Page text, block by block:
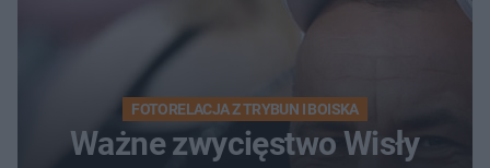
FOTORELACJA Z TRYBUN I BOISKA
Ważne zwycięstwo Wisły